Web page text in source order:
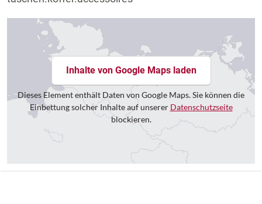
Inhalte von Google Maps laden
Dieses Element enthält Daten von Google Maps. Sie können die
Einbettung solcher Inhalte auf unserer Datenschutzseite
blockieren.